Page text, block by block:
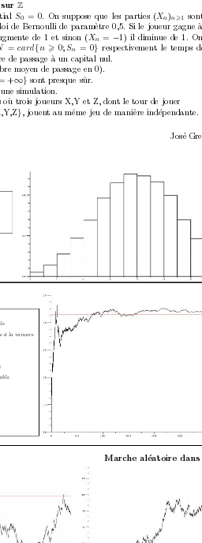
sur Z
S0= 0. On suppose que les parties (Xn )n >1
de Bernoulli de param`
etre 0,5. Si le joueur gagne
te de 1 et sinon ( Xn= −1) il diminue de 1.
=card{n > 0; Sn= 0}respectivement le temps
de passage `a un capital nul.
bre moyen de passage en 0).
+∞} sont presque sˆ
ur.
simulation.
o`u trois joueurs X,Y et Z, dont le tour de jouer
}, jouent au mˆeme jeu de mani`ere ind´ependante.
Jos´e
`a la rainure
able
Marche al´eatoire